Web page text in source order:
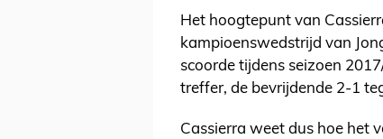
Het hoogtepunt van
kampioenswedstrijd van
scoorde tijdens seizoen
treffer, de bevrijdende 2-1
Cassierra weet dus hoe het